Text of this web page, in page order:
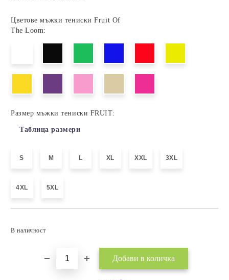
Цветове мъжки тениски Fruit Of
The Loom:
Размер мъжки тениски FRUIT:
Таблица размери
S M L XL XXL 3XL
4XL 5XL
В наличност